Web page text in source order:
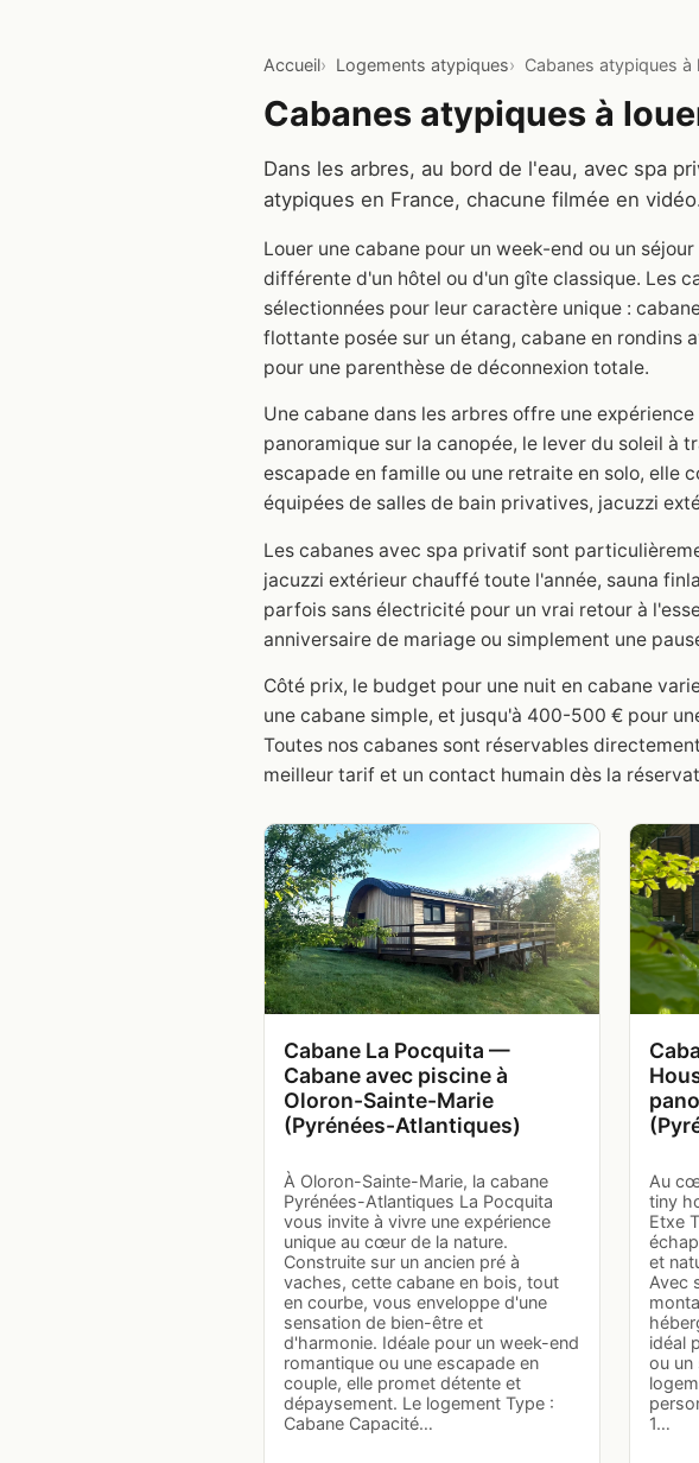
Accueil Logements atypiques Cabanes atypiques à
Cabanes atypiques à
Dans les arbres, au bord de l'eau, avec spa
atypiques en France, chacune filmée en
Louer une cabane pour un week-end ou un
différente d'un hôtel ou d'un gîte classique. Les
sélectionnées pour leur caractère unique :
flottante posée sur un étang, cabane en rondins
pour une parenthèse de déconnexion totale.
Une cabane dans les arbres offre une
panoramique sur la canopée, le lever du soleil à
escapade en famille ou une retraite en solo, elle
équipées de salles de bain privatives, jacuzzi
Les cabanes avec spa privatif sont
jacuzzi extérieur chauffé toute l'année, sauna
parfois sans électricité pour un vrai retour à
anniversaire de mariage ou simplement une
Côté prix, le budget pour une nuit en cabane
une cabane simple, et jusqu'à 400-500 € pour
Toutes nos cabanes sont réservables
meilleur tarif et un contact humain dès la
Cabane La Pocquita —
Cabane avec piscine à
Oloron-Sainte-Marie
(Pyrénées-Atlantiques)
À Oloron-Sainte-Marie, la cabane
Pyrénées-Atlantiques La Pocquita
vous invite à vivre une expérience
unique au cœur de la nature.
Construite sur un ancien pré à
vaches, cette cabane en bois, tout
en courbe, vous enveloppe d'une
sensation de bien-être et
d'harmonie. Idéale pour un week-end
romantique ou une escapade en
couple, elle promet détente et
dépaysement. Le logement Type :
Cabane Capacité…
Au
tiny
Etxe
et
Avec
idéal
ou un
1…